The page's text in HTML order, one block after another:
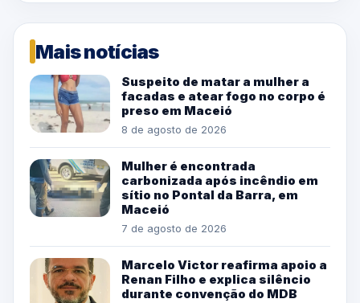
Mais notícias
Suspeito de matar a mulher a
facadas e atear fogo no corpo é
preso em Maceió
8 de agosto de 2026
Mulher é encontrada
carbonizada após incêndio em
sítio no Pontal da Barra, em
Maceió
7 de agosto de 2026
Marcelo Victor reafirma apoio a
Renan Filho e explica silêncio
durante convenção do MDB